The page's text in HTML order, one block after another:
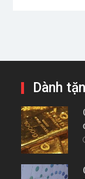
Dành